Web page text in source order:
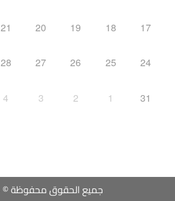
17
18
19
20
21
24
25
26
27
28
31
1
2
3
4
جميع الحقوق محفوظة © 2024